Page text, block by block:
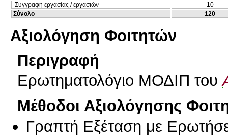
Συγγραφή εργασίας / εργασιών
10
Σύνολο
120
Αξιολόγηση Φοιτητών
Περιγραφή
Ερωτηματολόγιο ΜΟΔΙΠ του
Μέθοδοι Αξιολόγησης
Γραπτή Εξέταση με